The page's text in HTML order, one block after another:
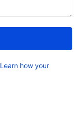
Learn how your